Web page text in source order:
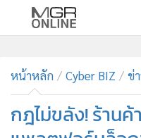
• ทันเหตุการณ์
• ภาคใต้
• ภูมิภาค
หน้าหลัก Cyber BIZ ข่
กฎไม่ขลัง! ร้านค้